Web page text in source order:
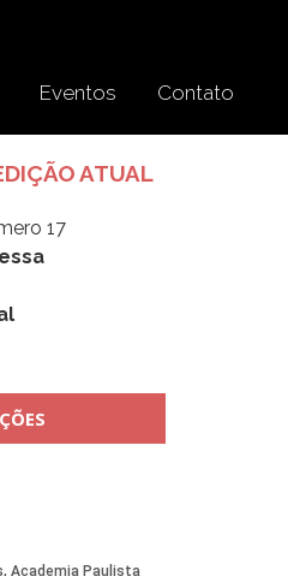
Eventos Contato
ATUAL
17